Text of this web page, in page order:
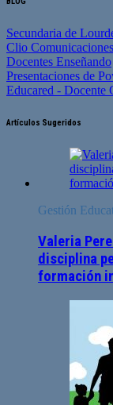
Secundaria de
Clio
Docentes Enseñando
Presentaciones de
Educared - Docente
Artículos Sugeridos
Gestión
Valeria
disciplina
formación